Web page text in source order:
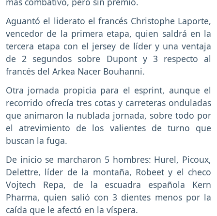
Aguantó el liderato el francés Christophe Laporte,
vencedor de la primera etapa, quien saldrá en la
tercera etapa con el jersey de líder y una ventaja
de 2 segundos sobre Dupont y 3 respecto al
francés del Arkea Nacer Bouhanni.
Otra jornada propicia para el esprint, aunque el
recorrido ofrecía tres cotas y carreteras onduladas
que animaron la nublada jornada, sobre todo por
el atrevimiento de los valientes de turno que
buscan la fuga.
De inicio se marcharon 5 hombres: Hurel, Picoux,
Delettre, líder de la montaña, Robeet y el checo
Vojtech Repa, de la escuadra española Kern
Pharma, quien salió con 3 dientes menos por la
caída que le afectó en la víspera.